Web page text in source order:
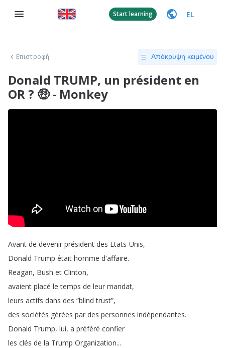
Start learning EL
Επιστροφή Απόκρυψη κειμένου
Donald TRUMP, un président en
OR ? 🤑 - Monkey
Avant de devenir président des Etats-Unis,
Donald Trump était homme d'affaire.
Reagan, Bush et Clinton,
avaient placé le temps de leur mandat,
leurs actifs dans des “blind trust”,
des sociétés gérées par des personnes indépendantes.
Donald Trump, lui, a préféré confier
les clés de la Trump Organization...